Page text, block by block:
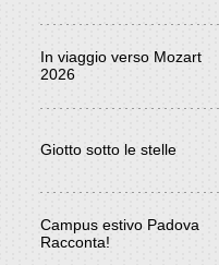
In viaggio verso Mozart
2026
Giotto sotto le stelle
Campus estivo Padova
Racconta!